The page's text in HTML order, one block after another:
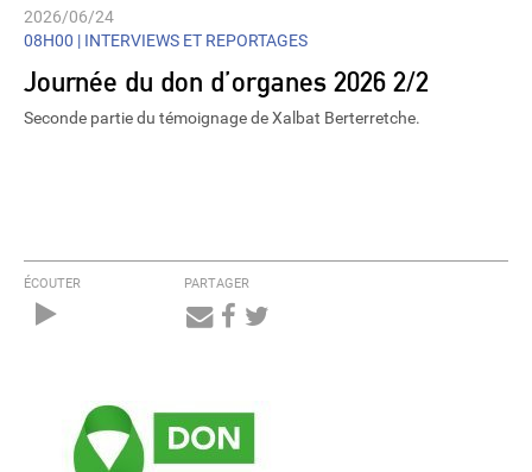
2026/06/24
08H00 | INTERVIEWS ET REPORTAGES
Journée du don d’organes 2026 2/2
Seconde partie du témoignage de Xalbat Berterretche.
ÉCOUTER PARTAGER